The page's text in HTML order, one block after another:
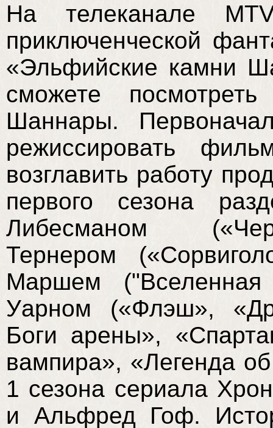
На телеканале
приключенческой
«Эльфийские камни
сможете
Шаннары.
режиссировать
возглавить работу
первого сезона
Либесманом
Тернером
Маршем
Уарном («Флэш»,
Боги арены»,
вампира», «Легенда
1 сезона сериала
и Альфред Гоф.